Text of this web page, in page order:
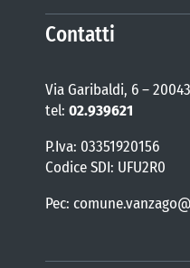
Contatti
Via Garibaldi, 6 –
tel: 02.939621
P.Iva: 03351920156
Codice SDI: UFU2R0
Pec: